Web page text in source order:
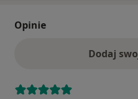
Opinie
Dodaj